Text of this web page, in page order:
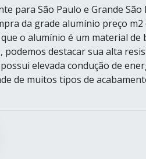
para São Paulo e Grande São
da grade alumínio preço m2
o alumínio é um material de
podemos destacar sua alta
elevada condução de
de muitos tipos de